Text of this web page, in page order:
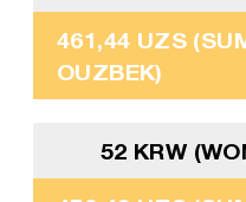
461,44 UZS
OUZBEK)
52 KRW